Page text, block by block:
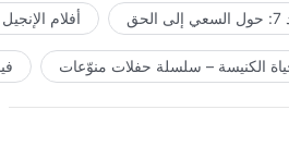
أفلام الإنجيل
الكنيسة – سلسلة حفلات منوّعات